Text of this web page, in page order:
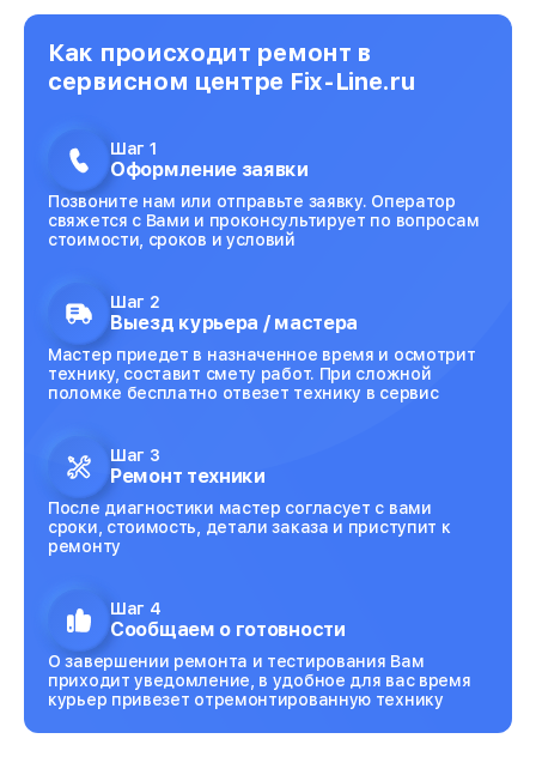
Как происходит ремонт в
сервисном центре Fix-Line.ru
Шаг 1
Оформление заявки
Позвоните нам или отправьте заявку. Оператор
свяжется с Вами и проконсультирует по вопросам
стоимости, сроков и условий
Шаг 2
Выезд курьера / мастера
Мастер приедет в назначенное время и осмотрит
технику, составит смету работ. При сложной
поломке бесплатно отвезет технику в сервис
Шаг 3
Ремонт техники
После диагностики мастер согласует с вами
сроки, стоимость, детали заказа и приступит к
ремонту
Шаг 4
Сообщаем о готовности
О завершении ремонта и тестирования Вам
приходит уведомление, в удобное для вас время
курьер привезет отремонтированную технику